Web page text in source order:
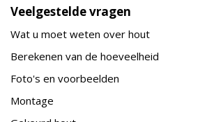
Veelgestelde vragen
Wat u moet weten over hout
Berekenen van de hoeveelheid
Foto's en voorbeelden
Montage